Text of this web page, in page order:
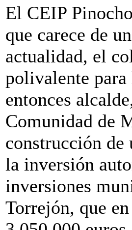
El CEIP
que carece de
actualidad, el
polivalente
entonces
Comunidad de
construcción de
la inversión
inversiones
Torrejón, que